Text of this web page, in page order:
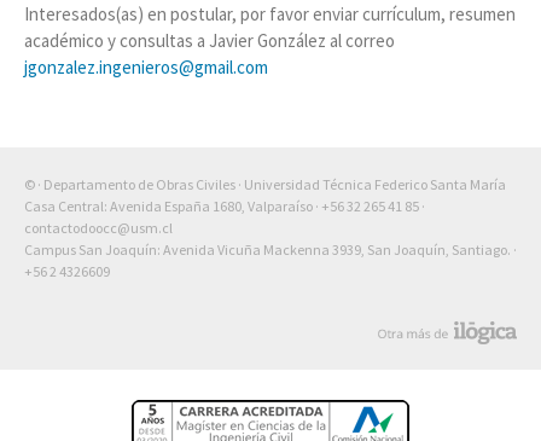
Interesados(as) en postular, por favor enviar currículum, resumen
académico y consultas a Javier González al correo
jgonzalez.ingenieros@gmail.com
© · Departamento de Obras Civiles · Universidad Técnica Federico Santa María
Casa Central: Avenida España 1680, Valparaíso · +56 32 265 41 85 ·
contactodoocc@usm.cl
Campus San Joaquín: Avenida Vicuña Mackenna 3939, San Joaquín, Santiago. ·
+56 2 4326609